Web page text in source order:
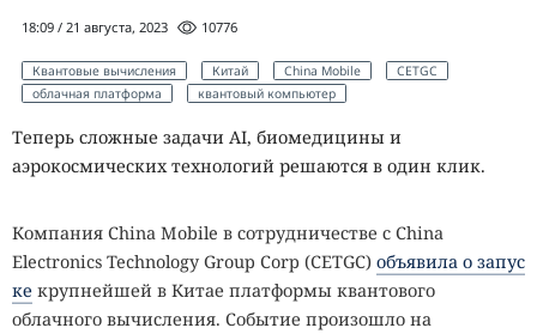
18:09 / 21 августа, 2023 10776
Квантовые вычисления Китай China Mobile
CETGC
облачная платформа
квантовый компьютер
Теперь сложные задачи AI, биомедицины и
аэрокосмических технологий решаются в один клик.
Компания China Mobile в сотрудничестве с China
Electronics Technology Group Corp (CETGC) объявила о запус
ке крупнейшей в Китае платформы квантового
облачного вычисления. Событие произошло на